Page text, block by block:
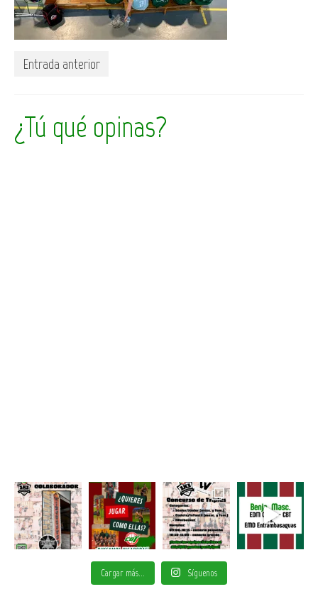
Entrada anterior
¿Tú qué opinas?
Cargar más... Síguenos